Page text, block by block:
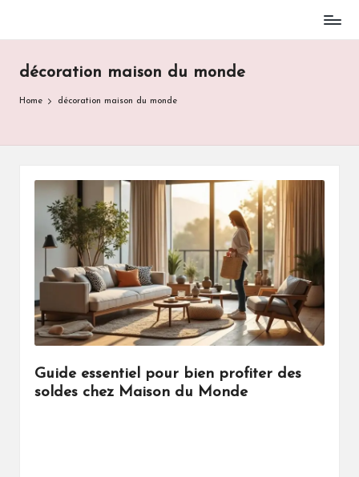
contentdécoration maison du monde
Home décoration maison du monde
Guide essentiel pour bien profiter des
soldes chez Maison du Monde